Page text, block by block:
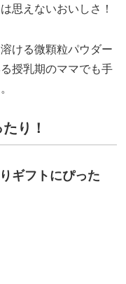
思えないおいしさ！
ける微顆粒パウダー
授乳期のママでも手
り！
ギフトにぴった